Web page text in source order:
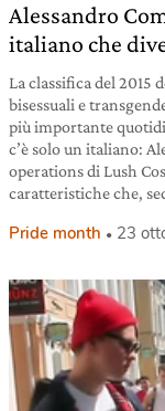
Alessandro
italiano che
La classifica del 2015
bisessuali e
più importante
c’è solo un italiano:
operations di Lush
caratteristiche che,
Pride month 23